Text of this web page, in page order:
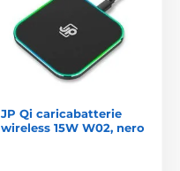
JP Qi caricabatterie
wireless 15W W02, nero